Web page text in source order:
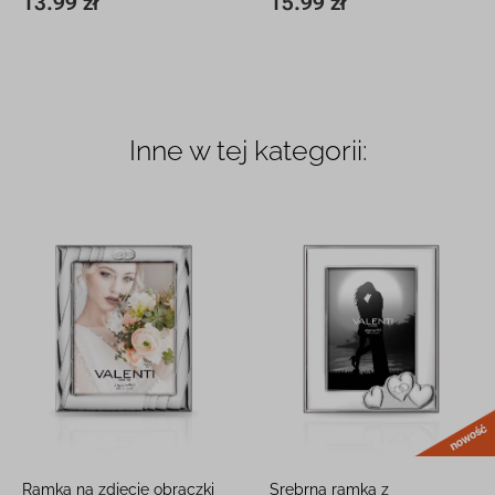
15 x 15 cm 19,5 x 19,5 cm
Inne w tej kategorii:
Ramka na zdjęcie obrączki
Srebrna ramka z